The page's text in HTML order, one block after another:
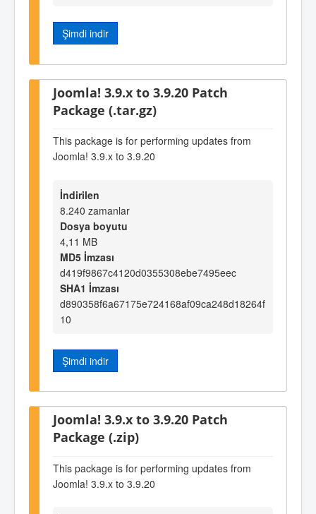
Şimdi indir
Joomla! 3.9.x to 3.9.20 Patch
Package (.tar.gz)
This package is for performing updates from
Joomla! 3.9.x to 3.9.20
İndirilen
8.240 zamanlar
Dosya boyutu
4,11 MB
MD5 İmzası
d419f9867c4120d0355308ebe7495eec
SHA1 İmzası
d890358f6a67175e724168af09ca248d18264f
10
Şimdi indir
Joomla! 3.9.x to 3.9.20 Patch
Package (.zip)
This package is for performing updates from
Joomla! 3.9.x to 3.9.20